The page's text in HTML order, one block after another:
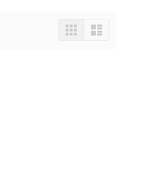
Vizualizeaza
ca
TabelLista